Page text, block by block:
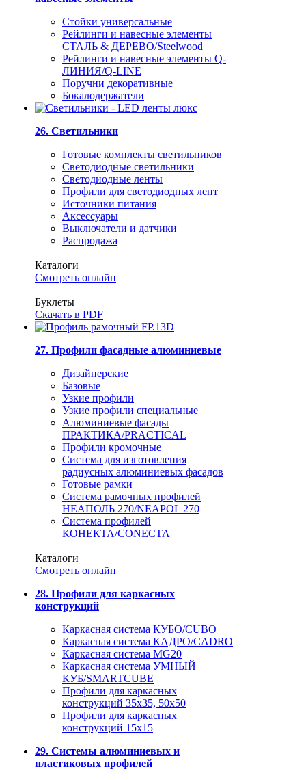
Стойки универсальные
Рейлинги и навесные элементы
СТАЛЬ & ДЕРЕВО/Steelwood
Рейлинги и навесные элементы Q-
ЛИНИЯ/Q-LINE
Поручни декоративные
Бокалодержатели
26. Светильники
Готовые комплекты светильников
Светодиодные светильники
Светодиодные ленты
Профили для светодиодных лент
Источники питания
Аксессуары
Выключатели и датчики
Распродажа
Каталоги
Смотреть онлайн
Буклеты
Скачать в PDF
27. Профили фасадные алюминиевые
Дизайнерские
Базовые
Узкие профили
Узкие профили специальные
Алюминиевые фасады
ПРАКТИКА/PRACTICAL
Профили кромочные
Система для изготовления
радиусных алюминиевых фасадов
Готовые рамки
Система рамочных профилей
НЕАПОЛЬ 270/NEAPOL 270
Система профилей
КОНЕКТА/CONECTA
Каталоги
Смотреть онлайн
28. Профили для каркасных
конструкций
Каркасная система КУБО/CUBO
Каркасная система КАДРО/CADRO
Каркасная система MG20
Каркасная система УМНЫЙ
КУБ/SMARTCUBE
Профили для каркасных
конструкций 35x35, 50x50
Профили для каркасных
конструкций 15х15
29. Системы алюминиевых и
пластиковых профилей